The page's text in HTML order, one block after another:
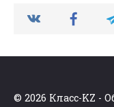
© 2026 Класс-KZ -